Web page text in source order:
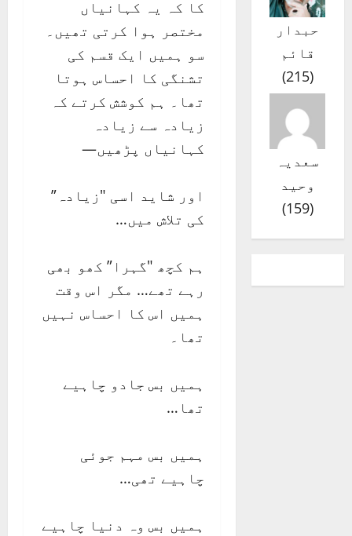
کا کہ یہ کہانیاں
مختصر ہوا کرتی تھیں۔
سو ہمیں ایک قسم کی
تشنگی کا احساس ہوتا
تھا۔ ہم کوشش کرتے کہ
زیادہ سے زیادہ
کہانیاں پڑھیں—
اور شاید اسی "زیادہ”
کی تلاش میں…
ہم کچھ "گہرا” کھو بھی
رہے تھے… مگر اس وقت
ہمیں اس کا احساس نہیں
تھا۔
ہمیں بس جادو چاہیے
تھا…
ہمیں بس مہم جوئی
چاہیے تھی…
ہمیں بس وہ دنیا چاہیے
حبدار
قائم
(
215
)
سعدیہ
وحید
(
159
)